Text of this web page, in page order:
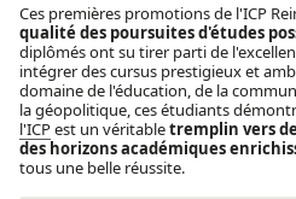
Ces premières promotions de l'ICP
qualité des poursuites d'études
diplômés ont su tirer parti de
intégrer des cursus prestigieux et
domaine de l'éducation, de la
la géopolitique, ces étudiants
l'ICPest un véritabletremplin vers
des horizons académiques
tous une belle réussite.